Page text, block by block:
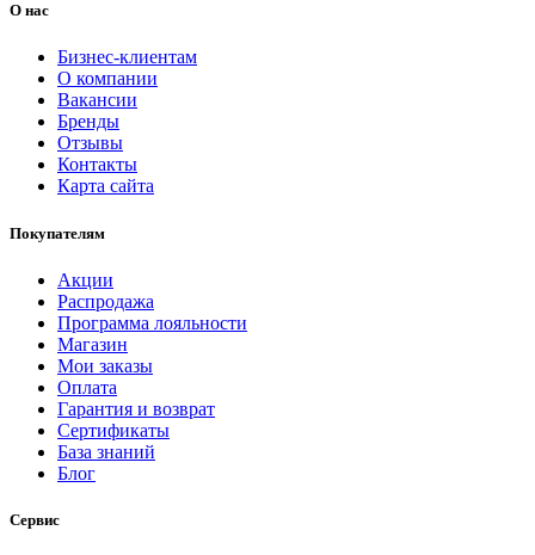
О нас
Бизнес-клиентам
О компании
Вакансии
Бренды
Отзывы
Контакты
Карта сайта
Покупателям
Акции
Распродажа
Программа лояльности
Магазин
Мои заказы
Оплата
Гарантия и возврат
Сертификаты
База знаний
Блог
Сервис